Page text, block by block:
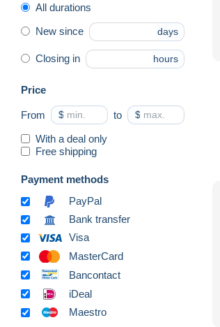
All durations
New since days
Closing in hours
Price
From $ to $
With a deal only
Free shipping
Payment methods
PayPal
Bank transfer
Visa
MasterCard
Bancontact
iDeal
Maestro